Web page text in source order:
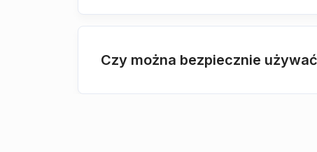
Czy można bezpiecznie